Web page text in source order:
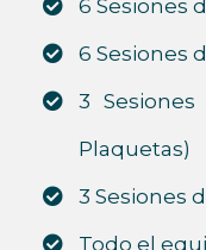
6 Sesiones
6 Sesiones
3
Plaquetas)
3 Sesiones
Todo el